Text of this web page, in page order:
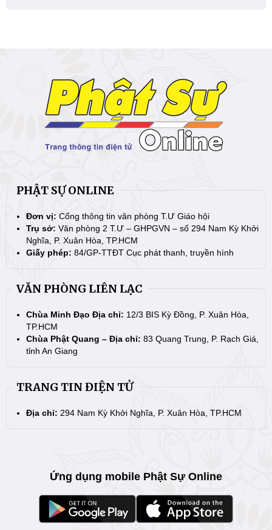
PHẬT SỰ ONLINE
Đơn vị: Cổng thông tin văn phòng T.Ư Giáo hội
Trụ sở: Văn phòng 2 T.Ư – GHPGVN – số 294 Nam Kỳ Khởi
Nghĩa, P. Xuân Hòa, TP.HCM
Giấy phép: 84/GP-TTĐT Cục phát thanh, truyền hình
VĂN PHÒNG LIÊN LẠC
Chùa Minh Đạo Địa chỉ: 12/3 BIS Kỳ Đồng, P. Xuân Hòa,
TP.HCM
Chùa Phật Quang – Địa chỉ: 83 Quang Trung, P. Rạch Giá,
tỉnh An Giang
TRANG TIN ĐIỆN TỬ
Địa chỉ: 294 Nam Kỳ Khởi Nghĩa, P. Xuân Hòa, TP.HCM
Ứng dụng mobile Phật Sự Online